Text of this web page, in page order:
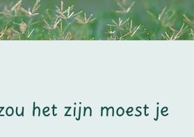
het zijn moest je